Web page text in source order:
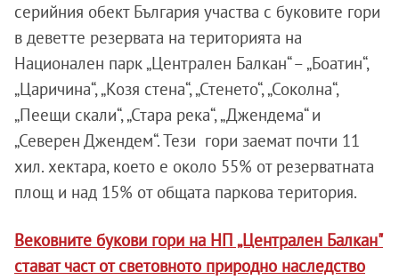
серийния обект България участва с буковите гори
в деветте резервата на територията на
Национален парк „Централен Балкан“ – „Боатин“,
„Царичина“, „Козя стена“, „Стенето“, „Соколна“,
„Пеещи скали“, „Стара река“, „Джендема“ и
„Северен Джендем“. Тези гори заемат почти 11
хил. хектара, което е около 55% от резерватната
площ и над 15% от общата паркова територия.
Вековните букови гори на НП „Централен Балкан"
стават част от световното природно наследство